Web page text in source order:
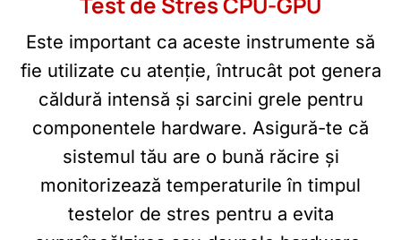
Este important ca aceste instrumente să
fie utilizate cu atenție, întrucât pot genera
căldură intensă și sarcini grele pentru
componentele hardware. Asigură-te că
sistemul tău are o bună răcire și
monitorizează temperaturile în timpul
testelor de stres pentru a evita